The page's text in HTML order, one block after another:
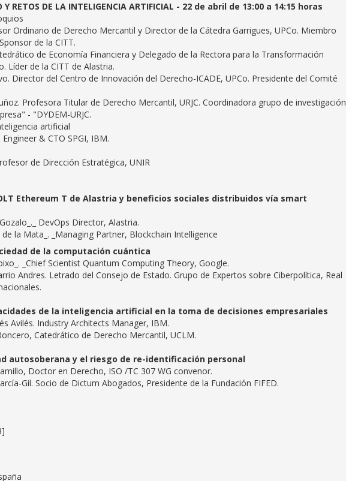
RETOS DE LA INTELIGENCIA ARTIFICIAL - 22 de abril de 13:00 a 14:15 horas
Ordinario de Derecho Mercantil y Director de la Cátedra Garrigues, UPCo. Miembro
de la CITT.
de Economía Financiera y Delegado de la Rectora para la Transformación
Líder de la CITT de Alastria.
Director del Centro de Innovación del Derecho-ICADE, UPCo. Presidente del Comité
Profesora Titular de Derecho Mercantil, URJC. Coordinadora grupo de investigación
- "DYDEM-URJC.
artificial
& CTO SPGI, IBM.
de Dirección Estratégica, UNIR
Ethereum T de Alastria y beneficios sociales distribuidos vía smart
DevOps Director, Alastria.
la Mata_. _Managing Partner, Blockchain Intelligence
de la computación cuántica
_Chief Scientist Quantum Computing Theory, Google.
Andres. Letrado del Consejo de Estado. Grupo de Expertos sobre Ciberpolítica, Real
de la inteligencia artificial en la toma de decisiones empresariales
Avilés. Industry Architects Manager, IBM.
Catedrático de Derecho Mercantil, UCLM.
autosoberana y el riesgo de re-identificación personal
Doctor en Derecho, ISO /TC 307 WG convenor.
Gil. Socio de Dictum Abogados, Presidente de la Fundación FIFED.